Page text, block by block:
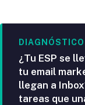
¿Tu ESP se
tu email
llegan a
tareas que